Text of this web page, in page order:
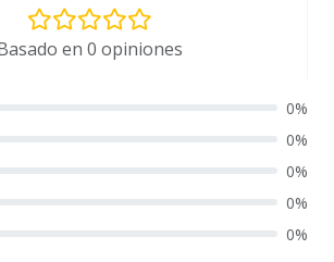
en 0 opiniones
0%
0%
0%
0%
0%